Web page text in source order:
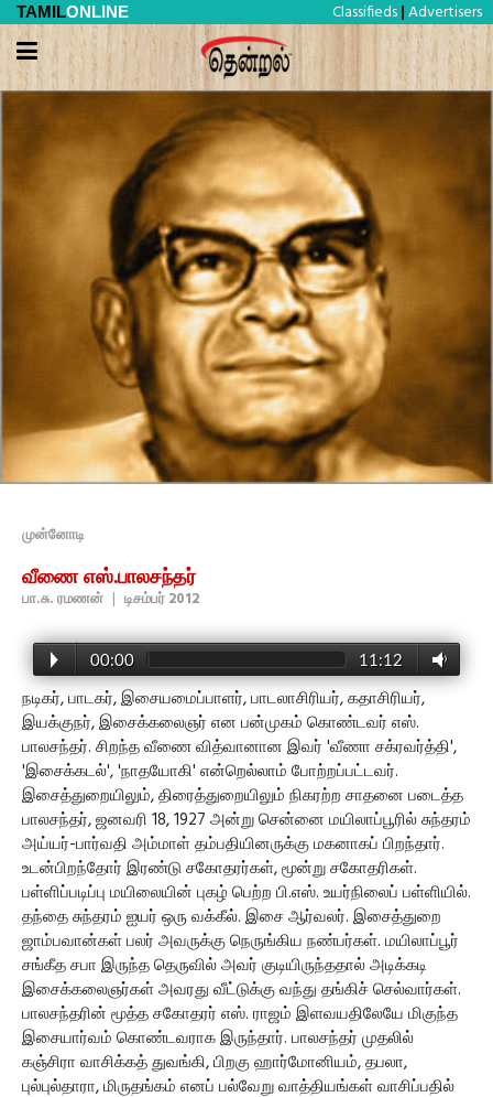
TAMILONLINE Classifieds | Advertisers
முன்னோடி
வீணை எஸ்.பாலசந்தர்
பா.சு. ரமணன் | டிசம்பர் 2012
00:00 11:12
நடிகர், பாடகர், இசையமைப்பாளர், பாடலாசிரியர், கதாசிரியர்,
இயக்குநர், இசைக்கலைஞர் என பன்முகம் கொண்டவர் எஸ்.
பாலசந்தர். சிறந்த வீணை வித்வானான இவர் 'வீணா சக்ரவர்த்தி',
'இசைக்கடல்', 'நாதயோகி' என்றெல்லாம் போற்றப்பட்டவர்.
இசைத்துறையிலும், திரைத்துறையிலும் நிகரற்ற சாதனை படைத்த
பாலசந்தர், ஜனவரி 18, 1927 அன்று சென்னை மயிலாப்பூரில் சுந்தரம்
அய்யர்-பார்வதி அம்மாள் தம்பதியினருக்கு மகனாகப் பிறந்தார்.
உடன்பிறந்தோர் இரண்டு சகோதரர்கள், மூன்று சகோதரிகள்.
பள்ளிப்படிப்பு மயிலையின் புகழ் பெற்ற பி.எஸ். உயர்நிலைப் பள்ளியில்.
தந்தை சுந்தரம் ஐயர் ஒரு வக்கீல். இசை ஆர்வலர். இசைத்துறை
ஜாம்பவான்கள் பலர் அவருக்கு நெருங்கிய நண்பர்கள். மயிலாப்பூர்
சங்கீத சபா இருந்த தெருவில் அவர் குடியிருந்ததால் அடிக்கடி
இசைக்கலைஞர்கள் அவரது வீட்டுக்கு வந்து தங்கிச் செல்வார்கள்.
பாலசந்தரின் மூத்த சகோதரர் எஸ். ராஜம் இளவயதிலேயே மிகுந்த
இசையார்வம் கொண்டவராக இருந்தார். பாலசந்தர் முதலில்
கஞ்சிரா வாசிக்கத் துவங்கி, பிறகு ஹார்மோனியம், தபலா,
புல்புல்தாரா, மிருதங்கம் எனப் பல்வேறு வாத்தியங்கள் வாசிப்பதில்